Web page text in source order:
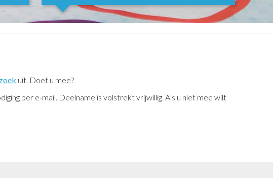
uit. Doet u mee?
per e-mail. Deelname is volstrekt vrijwillig. Als u niet mee wilt